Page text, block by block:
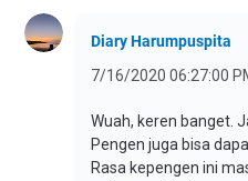
Diary Harumpuspita
7/16/2020 06:27:00
Wuah, keren banget.
Pengen juga bisa
Rasa kepengen ini